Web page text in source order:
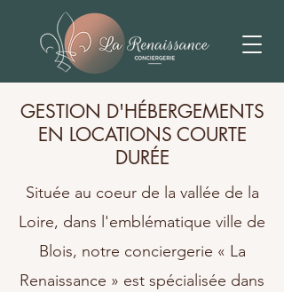
GESTION D'HÉBERGEMENTS
EN LOCATIONS COURTE
DURÉE
Située au coeur de la vallée de la
Loire, dans l'emblématique ville de
Blois, notre conciergerie « La
Renaissance » est spécialisée dans